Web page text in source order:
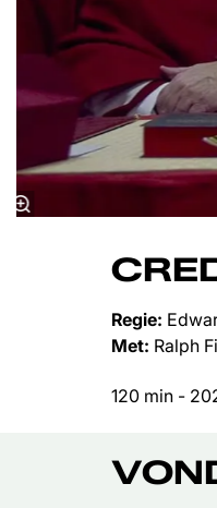
Regie:
Met: Ralph
120 min -